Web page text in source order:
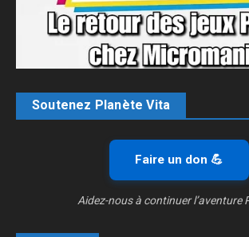
Soutenez Planète Vita
Faire un don 💪
Aidez-nous à continuer l’aventure